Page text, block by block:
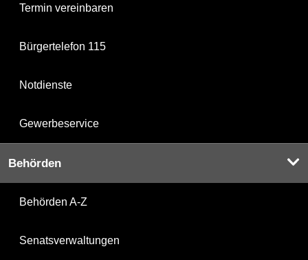
Termin vereinbaren
Bürgertelefon 115
Notdienste
Gewerbeservice
Behörden
Behörden A-Z
Senatsverwaltungen